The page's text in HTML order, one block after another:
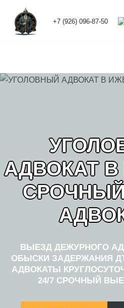
Перейти
+7 (926) 096-87-50
АДВОКАТ
ВЫЕЗД ДЕЖУРНОГО
ОБЫСКИ ЗАДЕРЖАНИЯ
АДВОКАТЫ
24/7 СРОЧНЫЙ